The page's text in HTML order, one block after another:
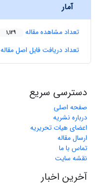
آمار
تعداد مشاهده مقاله 1,129
تعداد دریافت فایل اصل مقاله
دسترسی سریع
صفحه اصلی
درباره نشریه
اعضای هیات تحریریه
ارسال مقاله
تماس با ما
نقشه سایت
آخرین اخبار